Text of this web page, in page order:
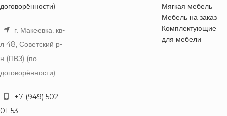
договорённости)
г. Макеевка, кв-
л 48, Советский р-
н (ПВЗ) (по
договорённости)
+7 (949) 502-
01-53
Мягкая мебель
Мебель на заказ
Комплектующие
для мебели